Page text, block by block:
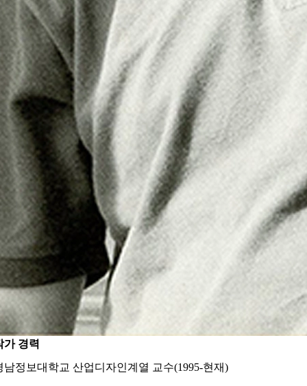
가 경력
남정보대학교 산업디자인계열 교수(1995-현재)